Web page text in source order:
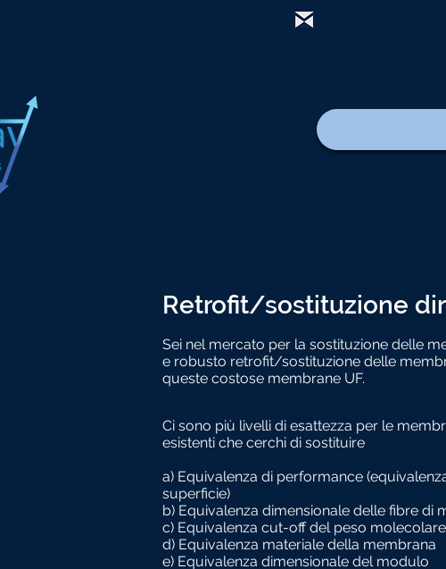
Retrofit/sostituzione
Sei nel mercato per la sostituzione delle
e robusto retrofit/sostituzione delle
queste costose membrane UF.
Ci sono più livelli di esattezza per le
esistenti che cerchi di sostituire
a) Equivalenza di performance
superficie)
b) Equivalenza dimensionale delle fibre di
c) Equivalenza cut-off del peso molecolare
d) Equivalenza materiale della membrana
e) Equivalenza dimensionale del modulo